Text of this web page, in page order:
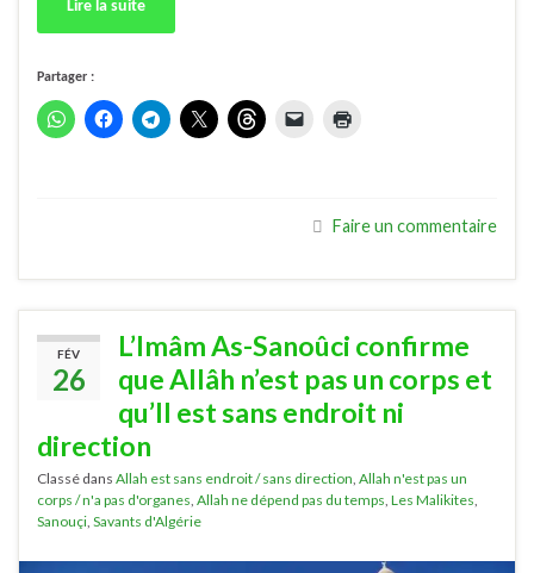
Lire la suite
Partager :
Faire un commentaire
FÉV
26
L’Imâm As-Sanoûci confirme
que Allâh n’est pas un corps et
qu’Il est sans endroit ni
direction
Classé dans Allah est sans endroit / sans direction, Allah n'est pas un
corps / n'a pas d'organes, Allah ne dépend pas du temps, Les Malikites,
Sanouçi, Savants d'Algérie